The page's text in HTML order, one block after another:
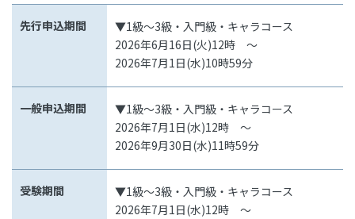
先行申込期間
▼1級～3級・入門級・キャラコース
2026年6月16日(火)12時 ～
2026年7月1日(水)10時59分
一般申込期間
▼1級～3級・入門級・キャラコース
2026年7月1日(水)12時 ～
2026年9月30日(水)11時59分
受験期間
▼1級～3級・入門級・キャラコース
2026年7月1日(水)12時 ～